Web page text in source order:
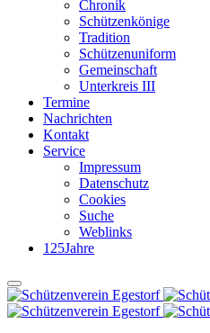
Chronik
Schützenkönige
Tradition
Schützenuniform
Gemeinschaft
Unterkreis III
Termine
Nachrichten
Kontakt
Service
Impressum
Datenschutz
Cookies
Suche
Weblinks
125Jahre